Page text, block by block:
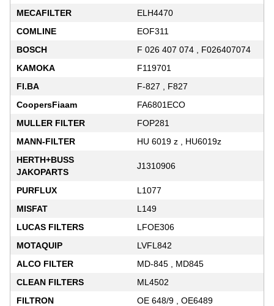
MECAFILTER
ELH4470
COMLINE
EOF311
BOSCH
F 026 407 074 , F026407074
KAMOKA
F119701
FI.BA
F-827 , F827
CoopersFiaam
FA6801ECO
MULLER FILTER
FOP281
MANN-FILTER
HU 6019 z , HU6019z
HERTH+BUSS
JAKOPARTS
J1310906
PURFLUX
L1077
MISFAT
L149
LUCAS FILTERS
LFOE306
MOTAQUIP
LVFL842
ALCO FILTER
MD-845 , MD845
CLEAN FILTERS
ML4502
FILTRON
OE 648/9 , OE6489